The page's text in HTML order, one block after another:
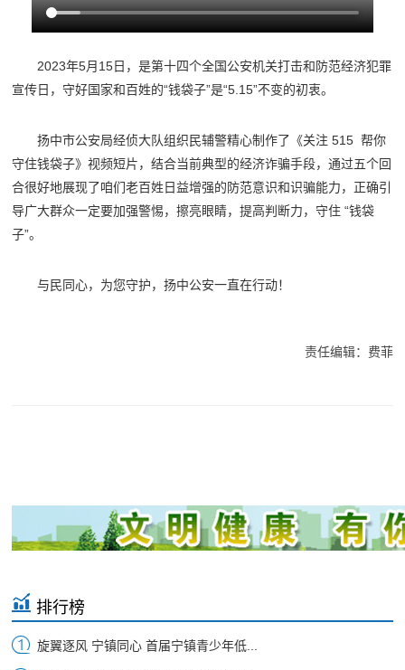
2023年5月15日，是第十四个全国公安机关打击和防范经济犯罪
宣传日，守好国家和百姓的“钱袋子”是“5.15”不变的初衷。
扬中市公安局经侦大队组织民辅警精心制作了《关注 515 帮你
守住钱袋子》视频短片，结合当前典型的经济诈骗手段，通过五个回
合很好地展现了咱们老百姓日益增强的防范意识和识骗能力，正确引
导广大群众一定要加强警惕，擦亮眼睛，提高判断力，守住 “钱袋
子”。
与民同心，为您守护，扬中公安一直在行动！
责任编辑：费菲
排行榜
旋翼逐风 宁镇同心 首届宁镇青少年低...